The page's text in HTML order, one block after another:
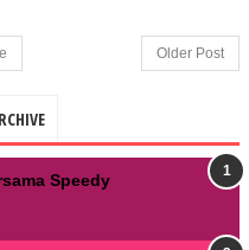
Older Post
Speedy